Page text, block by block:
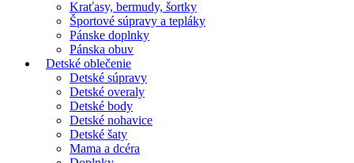
Kraťasy, bermudy, šortky
Športové súpravy a tepláky
Pánske doplnky
Pánska obuv
Detské oblečenie
Detské súpravy
Detské overaly
Detské body
Detské nohavice
Detské šaty
Mama a dcéra